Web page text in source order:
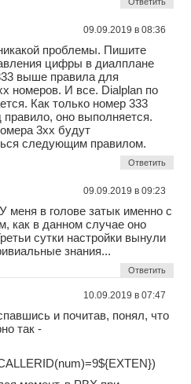
Ответить
09.09.2019 в 08:36
проблемы. Пишите
цифры в диалплане
выше правила для
номеров. И все. Dialplan по
Как только номер 333
правило, оно выполняется.
3хх будут
следующим правилом.
Ответить
09.09.2019 в 09:23
меня в голове затык именно с
как в данном случае оно
сутки настройки вынули
знания...
Ответить
10.09.2019 в 07:47
и почитав, понял, что
так -